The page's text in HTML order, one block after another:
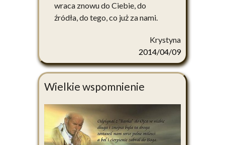
wraca znowu do Ciebie, do
źródła, do tego, co już za nami.
Krystyna
2014/04/09
Wielkie wspomnienie